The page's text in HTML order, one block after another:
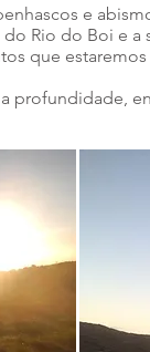
e
Rio do Boi e
que
profundidade,